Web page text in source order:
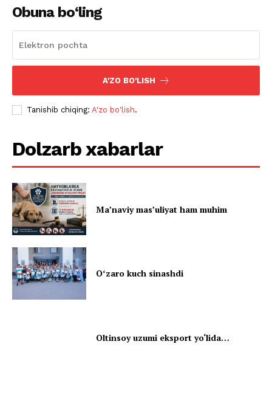
Obuna bo‘ling
A'ZO BO'LISH
Tanishib chiqing: A'zo bo'lish.
Dolzarb xabarlar
Ma’naviy mas’uliyat ham muhim
Oʻzaro kuch sinashdi
Oltinsoy uzumi eksport yo‘lida…